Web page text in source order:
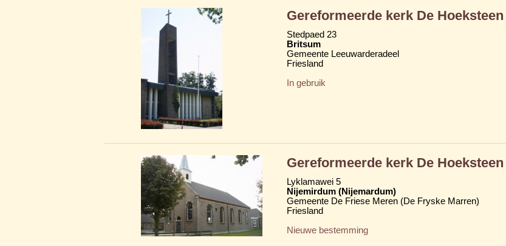
Gereformeerde kerk De Hoeksteen
Stedpaed 23
Britsum
Gemeente Leeuwarderadeel
Friesland
In gebruik
Gereformeerde kerk De Hoeksteen
Lyklamawei 5
Nijemirdum (Nijemardum)
Gemeente De Friese Meren (De Fryske Marren)
Friesland
Nieuwe bestemming